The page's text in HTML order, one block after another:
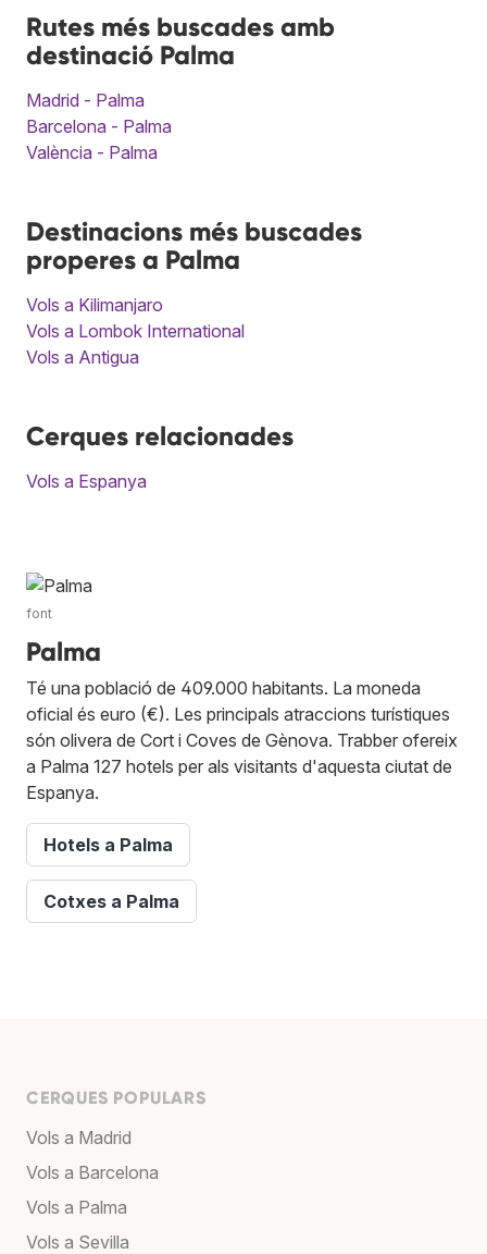
Rutes més buscades amb
destinació Palma
Madrid - Palma
Barcelona - Palma
València - Palma
Destinacions més buscades
properes a Palma
Vols a Kilimanjaro
Vols a Lombok International
Vols a Antigua
Cerques relacionades
Vols a Espanya
font
Palma
Té una població de 409.000 habitants. La moneda
oficial és euro (€). Les principals atraccions turístiques
són olivera de Cort i Coves de Gènova. Trabber ofereix
a Palma 127 hotels per als visitants d'aquesta ciutat de
Espanya.
Hotels a Palma
Cotxes a Palma
CERQUES POPULARS
Vols a Madrid
Vols a Barcelona
Vols a Palma
Vols a Sevilla